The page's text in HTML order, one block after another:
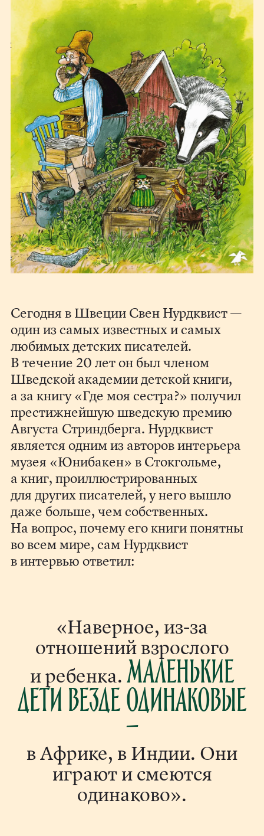
Сегодня в Швеции Свен Нурдквист —
один из самых известных и самых
любимых детских писателей.
В течение 20 лет он был членом
Шведской академии детской книги,
а за книгу «Где моя сестра?» получил
престижнейшую шведскую премию
Августа Стриндберга. Нурдквист
является одним из авторов интерьера
музея «Юнибакен» в Стокгольме,
а книг, проиллюстрированных
для других писателей, у него вышло
даже больше, чем собственных.
На вопрос, почему его книги понятны
во всем мире, сам Нурдквист
в интервью ответил:
«Наверное, из-за
отношений взрослого
и ребенка. Маленькие
дети везде одинаковые
—
в Африке, в Индии. Они
играют и смеются
одинаково».